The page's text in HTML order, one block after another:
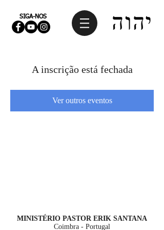
SIGA-NOS
A inscrição está fechada
Ver outros eventos
MINISTÉRIO PASTOR ERIK SANTANA
Coimbra - Portugal